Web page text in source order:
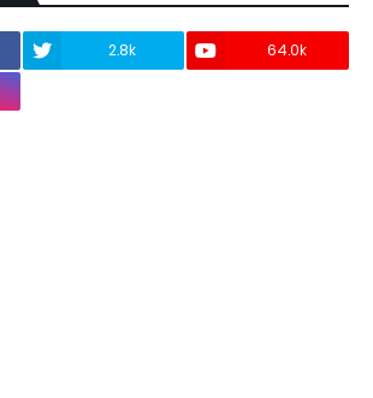
2.8k
64.0k